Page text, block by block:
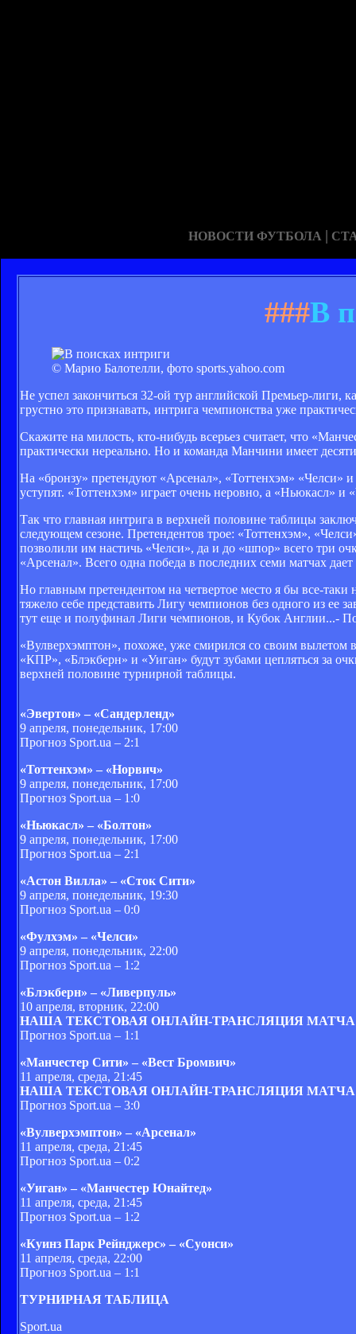
НОВОСТИ ФУТБОЛА |
###В
© Марио Балотелли, фото sports.yahoo.com
Не успел закончиться 32-ой тур английской Премьер-лиги,
грустно это признавать, интрига чемпионства уже
Скажите на милость, кто-нибудь всерьез считает, что
практически нереально. Но и команда Манчини имеет
На «бронзу» претендуют «Арсенал», «Тоттенхэм»
уступят. «Тоттенхэм» играет очень неровно, а «Ньюкасл»
Так что главная интрига в верхней половине таблицы
следующем сезоне. Претендентов трое: «Тоттенхэм»,
позволили им настичь «Челси», да и до «шпор» всего три
«Арсенал». Всего одна победа в последних семи матчах
Но главным претендентом на четвертое место я бы все-
тяжело себе представить Лигу чемпионов без одного из ее
тут еще и полуфинал Лиги чемпионов, и Кубок Англии...-
«Вулверхэмптон», похоже, уже смирился со своим
«КПР», «Блэкберн» и «Уиган» будут зубами цепляться за
верхней половине турнирной таблицы.
«Эвертон» – «Сандерленд»
9 апреля, понедельник, 17:00
Прогноз Sport.ua – 2:1
«Тоттенхэм» – «Норвич»
9 апреля, понедельник, 17:00
Прогноз Sport.ua – 1:0
«Ньюкасл» – «Болтон»
9 апреля, понедельник, 17:00
Прогноз Sport.ua – 2:1
«Астон Вилла» – «Сток Сити»
9 апреля, понедельник, 19:30
Прогноз Sport.ua – 0:0
«Фулхэм» – «Челси»
9 апреля, понедельник, 22:00
Прогноз Sport.ua – 1:2
«Блэкберн» – «Ливерпуль»
10 апреля, вторник, 22:00
НАША ТЕКСТОВАЯ ОНЛАЙН-ТРАНСЛЯЦИЯ МАТЧА
Прогноз Sport.ua – 1:1
«Манчестер Сити» – «Вест Бромвич»
11 апреля, среда, 21:45
НАША ТЕКСТОВАЯ ОНЛАЙН-ТРАНСЛЯЦИЯ МАТЧА
Прогноз Sport.ua – 3:0
«Вулверхэмптон» – «Арсенал»
11 апреля, среда, 21:45
Прогноз Sport.ua – 0:2
«Уиган» – «Манчестер Юнайтед»
11 апреля, среда, 21:45
Прогноз Sport.ua – 1:2
«Куинз Парк Рейнджерс» – «Суонси»
11 апреля, среда, 22:00
Прогноз Sport.ua – 1:1
ТУРНИРНАЯ ТАБЛИЦА
Sport.ua